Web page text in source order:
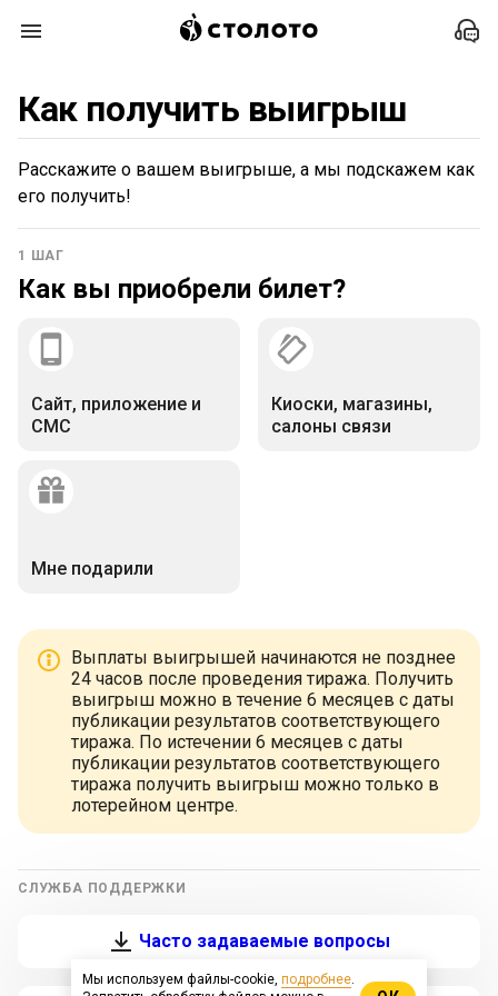
Как получить выигрыш
Расскажите о вашем выигрыше, а мы подскажем как
его получить!
1 ШАГ
Как вы приобрели билет?
Сайт, приложение и
СМС
Киоски, магазины,
салоны связи
Мне подарили
Выплаты выигрышей начинаются не позднее
24 часов после проведения тиража. Получить
выигрыш можно в течение 6 месяцев с даты
публикации результатов соответствующего
тиража. По истечении 6 месяцев с даты
публикации результатов соответствующего
тиража получить выигрыш можно только в
лотерейном центре.
СЛУЖБА ПОДДЕРЖКИ
Часто задаваемые вопросы
Мы используем файлы-cookie, подробнее.